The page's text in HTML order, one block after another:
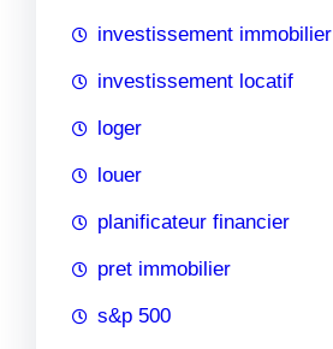
investissement immobilier
investissement locatif
loger
louer
planificateur financier
pret immobilier
s&p 500